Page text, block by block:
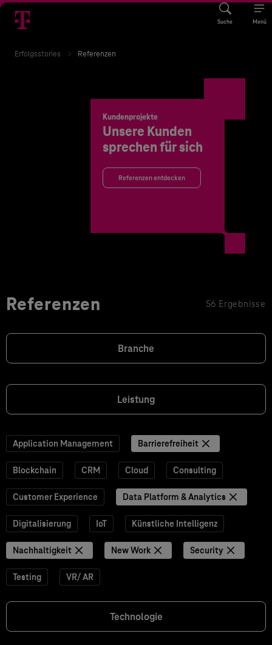
Suche Menü
Erfolgsstories Referenzen
Kundenprojekte
Unsere Kunden
sprechen für sich
Referenzen entdecken
Referenzen 56 Ergebnisse
Branche
Leistung
Application Management Barrierefreiheit
Blockchain CRM Cloud Consulting
Customer Experience Data Platform & Analytics
Digitalisierung IoT Künstliche Intelligenz
Nachhaltigkeit New Work Security
Testing VR/ AR
Technologie